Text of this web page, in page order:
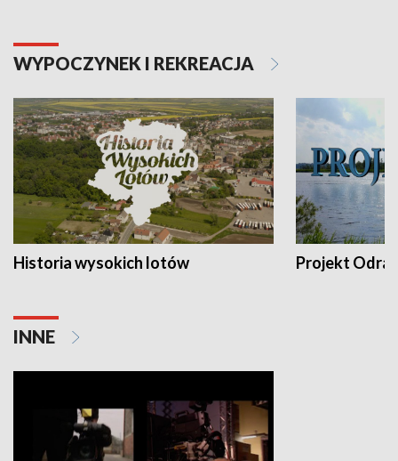
WYPOCZYNEK I REKREACJA
Historia wysokich lotów Projekt Odra
INNE